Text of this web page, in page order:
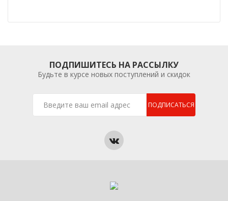
ПОДПИШИТЕСЬ НА РАССЫЛКУ
Будьте в курсе новых поступлений и скидок
ПОДПИСАТЬСЯ